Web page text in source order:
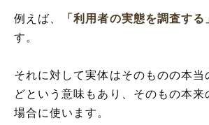
例えば、 「利用者の実態を調査する
す。
それに対して実体はそのものの本当
どという意味もあり、そのもの本来
場合に使います。